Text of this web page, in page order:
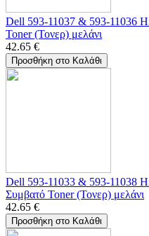
Dell 593-11037 & 593-11036
Toner (Τονερ) μελάνι
42.65 €
Προσθήκη στο Καλάθι
Dell 593-11033 & 593-11038
Συμβατό Toner (Τονερ) μελάνι
42.65 €
Προσθήκη στο Καλάθι